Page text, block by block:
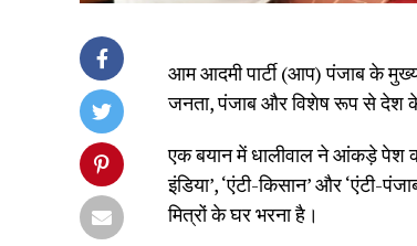
आम आदमी पार्टी (आप) पंजाब के
जनता, पंजाब और विशेष रूप से देश के
एक बयान में धालीवाल ने आंकड़े पेश
इंडिया’, ‘एंटी-किसान’ और
मित्रों के घर भरना है।